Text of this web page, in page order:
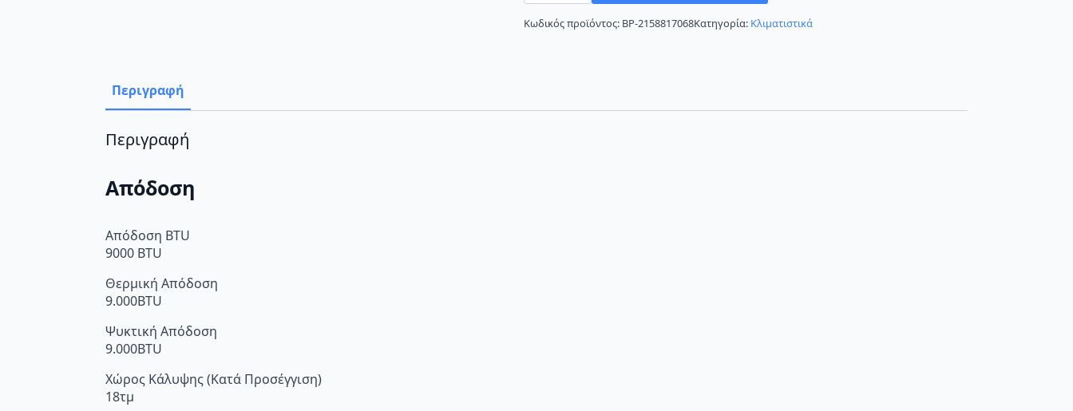
Silver
ASYG09KETF/AOYG09KETA
Κλιματιστικό
Ιονιστή
Κωδικός προϊόντος: BP-2158817068Κατηγορία: Κλιματιστικά
Περιγραφή
Περιγραφή
Απόδοση
Απόδοση BTU
9000 BTU
Θερμική Απόδοση
9.000BTU
Ψυκτική Απόδοση
9.000BTU
Χώρος Κάλυψης (Κατά Προσέγγιση)
18τμ